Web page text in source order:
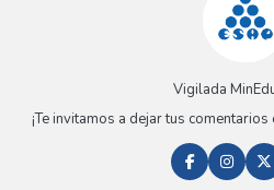
Vigilada
¡Te invitamos a dejar tus